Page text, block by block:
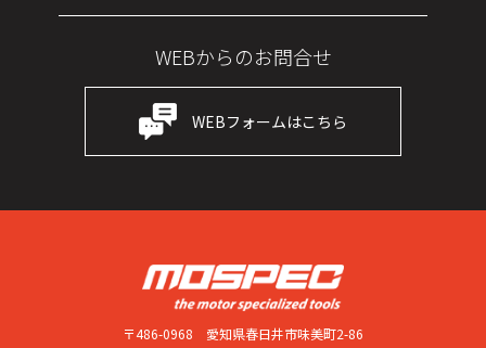
WEBからのお問合せ
WEBフォームはこちら
〒486-0968 愛知県春日井市味美町2-86